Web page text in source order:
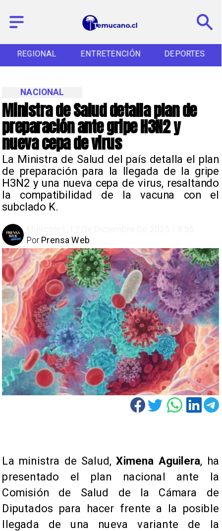
REGIONAL ENTRETENCIÓN DEPORTES
Ministra de Salud detalla plan de
preparación ante gripe H3N2 y
nueva cepa de virus
La Ministra de Salud del país detalla el plan
de preparación para la llegada de la gripe
H3N2 y una nueva cepa de virus, resaltando
la compatibilidad de la vacuna con el
subclado K.
NACIONAL
Prensa Web
Por
La ministra de Salud,Ximena Aguilera, ha
presentado el plan nacional ante la
Comisión de Salud de la Cámara de
Diputados para hacer frente a la posible
llegada de una nueva variante de la